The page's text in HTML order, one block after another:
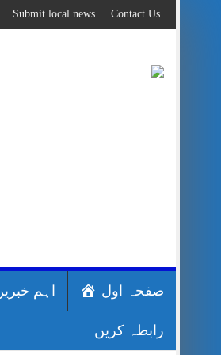
to
content
Contact Us
Submit local news
صفحہ اول اہم
رابطہ کریں